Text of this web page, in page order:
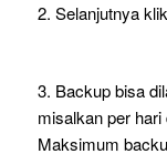
2. Selanjutnya
3. Backup bisa
misalkan per
Maksimum